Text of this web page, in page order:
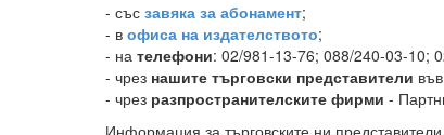
- със завяка за абонамент;
- в офиса на издателството;
- на телефони: 02/981-13-76; 088/240-03-10;
- чрез нашите търговски представители
- чрез разпространителските фирми -
Информация за търговските ни